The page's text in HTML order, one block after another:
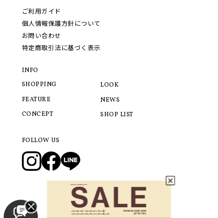
ご利用ガイド
個人情報保護方針について
お問い合わせ
特定商取引法に基づく表示
INFO
SHOPPING
FEATURE
CONCEPT
LOOK
NEWS
SHOP LIST
FOLLOW US